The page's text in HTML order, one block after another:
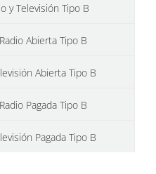
y Televisión Tipo B
Abierta Tipo B
Abierta Tipo B
Pagada Tipo B
Pagada Tipo B